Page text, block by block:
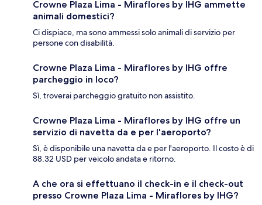
Crowne Plaza Lima - Miraflores by IHG ammette
animali domestici?
Ci dispiace, ma sono ammessi solo animali di servizio per
persone con disabilità.
Crowne Plaza Lima - Miraflores by IHG offre
parcheggio in loco?
Sì, troverai parcheggio gratuito non assistito.
Crowne Plaza Lima - Miraflores by IHG offre un
servizio di navetta da e per l'aeroporto?
Sì, è disponibile una navetta da e per l'aeroporto. Il costo è di
88.32 USD per veicolo andata e ritorno.
A che ora si effettuano il check-in e il check-out
presso Crowne Plaza Lima - Miraflores by IHG?